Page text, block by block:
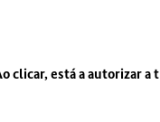
clicar, está a autorizar